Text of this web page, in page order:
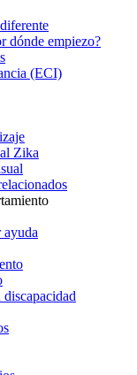
dónde empiezo?
(ECI)
Zika
ayuda